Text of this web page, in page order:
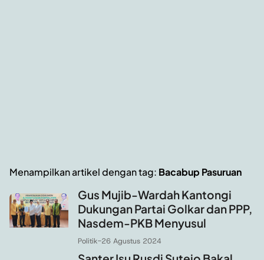
Menampilkan artikel dengan tag: Bacabup Pasuruan
Gus Mujib-Wardah Kantongi
Dukungan Partai Golkar dan PPP,
Nasdem-PKB Menyusul
Politik-26 Agustus 2024